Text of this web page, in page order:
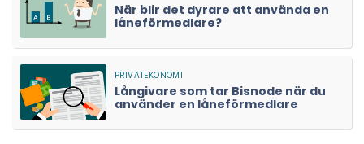
När blir det dyrare att använda en
låneförmedlare?
Långivare som tar Bisnode när du
använder en låneförmedlare